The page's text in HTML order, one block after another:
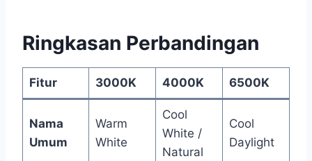
Ringkasan Perbandingan
Fitur 3000K 4000K 6500K
Nama
Umum
Warm
White
Cool
White /
Natural
Cool
Daylight